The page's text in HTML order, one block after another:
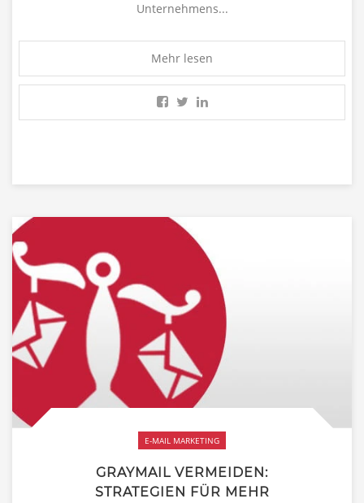
Unternehmens...
Mehr lesen
E-MAIL MARKETING
GRAYMAIL VERMEIDEN:
STRATEGIEN FÜR MEHR